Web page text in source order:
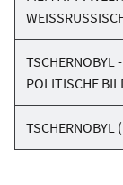
selbst die
Mousseau, The
2014
TSCHERNOBYL
POLITISCHE
TSCHERNOBYL